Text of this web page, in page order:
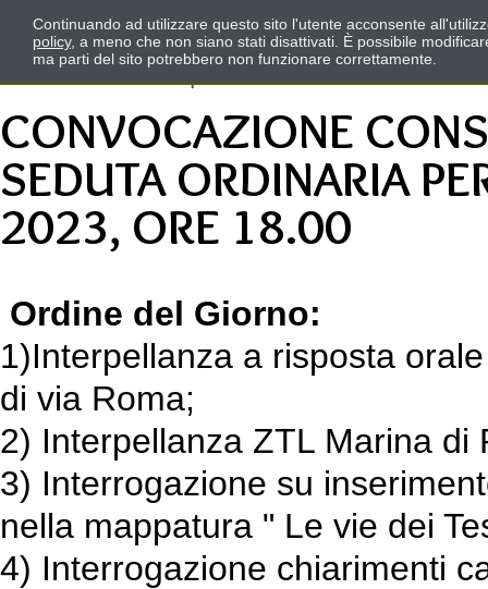
CONVOCAZIONE
SEDUTA ORDINARIA
2023, ORE 18.00
Ordine del Giorno:
1)Interpellanza a risposta
di via Roma;
2) Interpellanza ZTL Marina di
3) Interrogazione su
nella mappatura " Le vie dei
4) Interrogazione chiarimenti
Continuando ad utilizzare questo sito l'utente acconsente
policy, a meno che non siano stati disattivati. È possibile
ma parti del sito potrebbero non funzionare correttamente.